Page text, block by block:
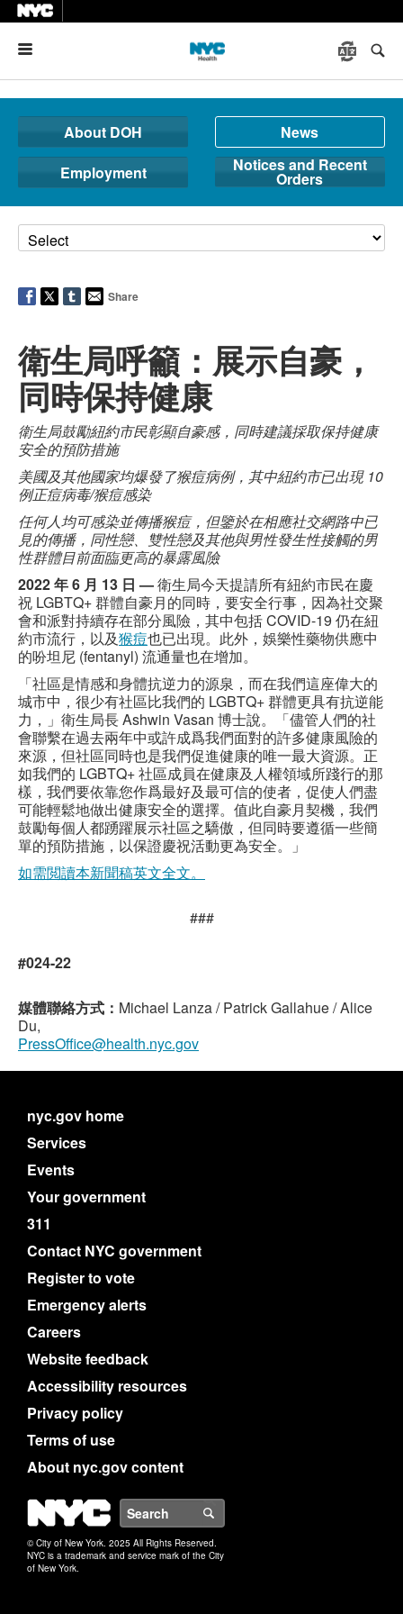
About DOH
News
Employment
Notices and Recent
Orders
Share
衛生局呼籲：展示自豪，
同時保持健康
衛生局鼓勵紐約市民彰顯自豪感，同時建議採取保持健康
安全的預防措施
美國及其他國家均爆發了猴痘病例，其中紐約市已出現 10
例正痘病毒/猴痘感染
任何人均可感染並傳播猴痘，但鑒於在相應社交網路中已
見的傳播，同性戀、雙性戀及其他與男性發生性接觸的男
性群體目前面臨更高的暴露風險
2022 年 6 月 13 日 —衛生局今天提請所有紐約市民在慶
祝 LGBTQ+ 群體自豪月的同時，要安全行事，因為社交聚
會和派對持續存在部分風險，其中包括 COVID-19 仍在紐
約市流行，以及猴痘也已出現。此外，娛樂性藥物供應中
的吩坦尼 (fentanyl) 流通量也在增加。
「社區是情感和身體抗逆力的源泉，而在我們這座偉大的
城市中，很少有社區比我們的 LGBTQ+ 群體更具有抗逆能
力，」衛生局長 Ashwin Vasan 博士說。「儘管人們的社
會聯繫在過去兩年中或許成爲我們面對的許多健康風險的
來源，但社區同時也是我們促進健康的唯一最大資源。正
如我們的 LGBTQ+ 社區成員在健康及人權領域所踐行的那
樣，我們要依靠您作爲最好及最可信的使者，促使人們盡
可能輕鬆地做出健康安全的選擇。值此自豪月契機，我們
鼓勵每個人都踴躍展示社區之驕傲，但同時要遵循一些簡
單的預防措施，以保證慶祝活動更為安全。」
如需閲讀本新聞稿英文全文。
###
#024-22
媒體聯絡方式： Michael Lanza / Patrick Gallahue / Alice
Du,
PressOffice@health.nyc.gov
nyc.gov home
Services
Events
Your government
311
Contact NYC government
Register to vote
Emergency alerts
Careers
Website feedback
Accessibility resources
Privacy policy
Terms of use
About nyc.gov content
NYC
© City of New York. 2025 All Rights Reserved.
NYC is a trademark and service mark of the City
of New York.